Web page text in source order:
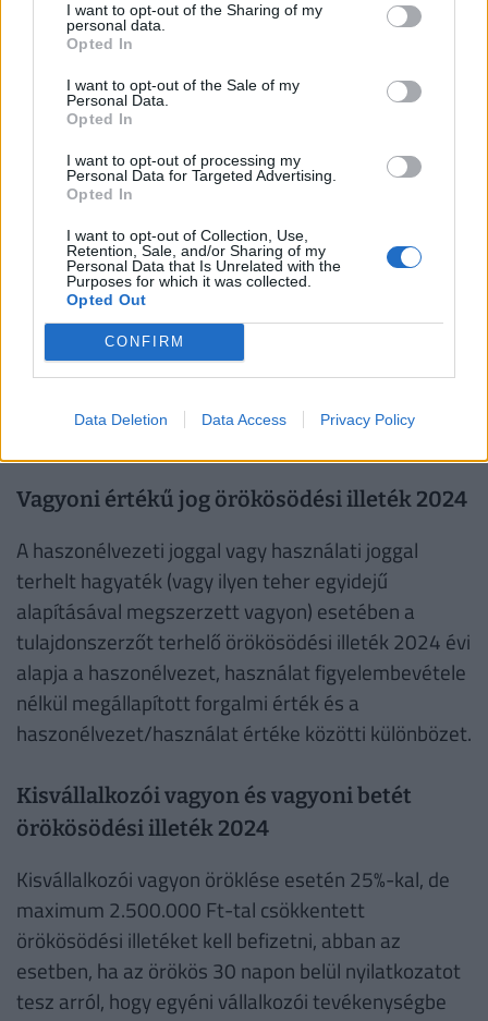
I want to opt-out of the Sharing of my
personal data.
Opted In
I want to opt-out of the Sale of my
Personal Data.
Opted In
I want to opt-out of processing my
Personal Data for Targeted Advertising.
Opted In
I want to opt-out of Collection, Use,
Retention, Sale, and/or Sharing of my
Personal Data that Is Unrelated with the
Purposes for which it was collected.
Opted Out
CONFIRM
Data Deletion Data Access Privacy Policy
valamint az UniCredit Bank konstrukcióival is
tízezreket spórolhatnak az ügyfelek
pénzintézetet percek alattaz otthonodból. (x)
Ingóság örökösödési illeték 2024
Az örökösödési illeték 2024 évében változatlanul a
hagyaték becsült értékének a 18%-a (kivéve a
gépjármű örökösödési illeték 2024 évi szabályai
szerint), amelyet az ingóságok felbecsült értéke
alapján számítanak ki. Az örökösödési illeték
törvény szempontjából az ingóságok közé soroljuk
például a bútorokat vagy a családi ékszereket.
Vagyoni értékű jog örökösödési illeték 2024
A haszonélvezeti joggal vagy használati joggal
terhelt hagyaték (vagy ilyen teher egyidejű
alapításával megszerzett vagyon) esetében a
tulajdonszerzőt terhelő örökösödési illeték 2024 évi
alapja a haszonélvezet, használat figyelembevétele
nélkül megállapított forgalmi érték és a
haszonélvezet/használat értéke közötti különbözet.
Kisvállalkozói vagyon és vagyoni betét
örökösödési illeték 2024
Kisvállalkozói vagyon öröklése esetén 25%-kal, de
maximum 2.500.000 Ft-tal csökkentett
örökösödési illetéket kell befizetni, abban az
esetben, ha az örökös 30 napon belül nyilatkozatot
tesz arról, hogy egyéni vállalkozói tevékenységbe